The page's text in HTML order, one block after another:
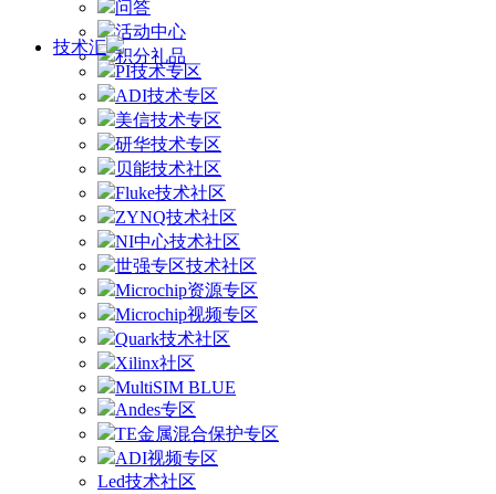
问答
活动中心
积分礼品
技术汇
PI技术专区
ADI技术专区
美信技术专区
研华技术专区
贝能技术社区
Fluke技术社区
ZYNQ技术社区
NI中心技术社区
世强专区技术社区
Microchip资源专区
Microchip视频专区
Quark技术社区
Xilinx社区
MultiSIM BLUE
Andes专区
TE金属混合保护专区
ADI视频专区
Led技术社区